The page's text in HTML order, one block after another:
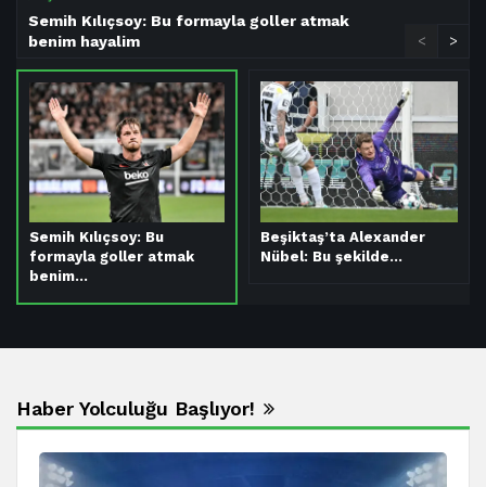
Semih Kılıçsoy: Bu formayla goller atmak
benim hayalim
Semih Kılıçsoy: Bu
formayla goller atmak
benim…
Beşiktaş’ta Alexander
Nübel: Bu şekilde…
< >
Haber Yolculuğu Başlıyor!